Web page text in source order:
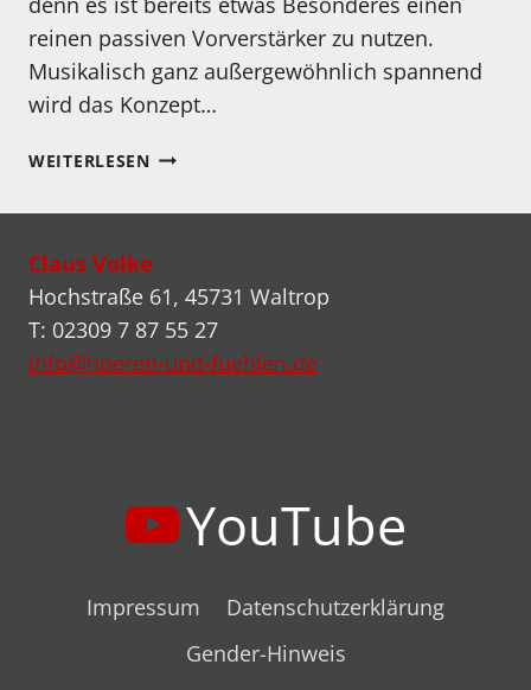
reinen passiven Vorverstärker zu nutzen.
Musikalisch ganz außergewöhnlich spannend
wird das Konzept…
WEITERLESENFOTOIMPRESSIONEN
SILVERCORE
VORVERSTÄRKERS
Claus Volke
Hochstraße 61, 45731 Waltrop
T: 02309 7 87 55 27
info@hoeren-und-fuehlen.de
YouTube
Impressum
Datenschutzerklärung
Gender-Hinweis